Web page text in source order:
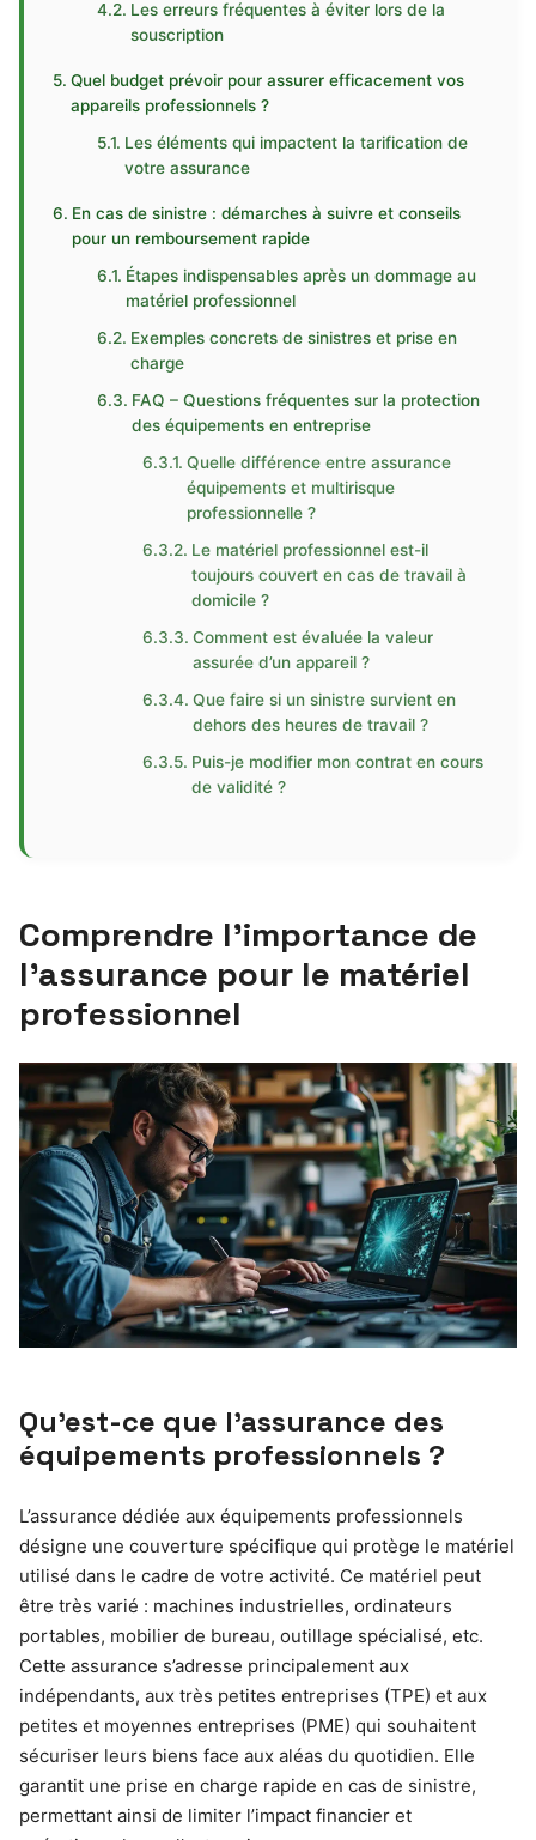
Les erreurs fréquentes à éviter lors de la
souscription
Quel budget prévoir pour assurer efficacement vos
appareils professionnels ?
Les éléments qui impactent la tarification de
votre assurance
En cas de sinistre : démarches à suivre et conseils
pour un remboursement rapide
Étapes indispensables après un dommage au
matériel professionnel
Exemples concrets de sinistres et prise en
charge
FAQ – Questions fréquentes sur la protection
des équipements en entreprise
Quelle différence entre assurance
équipements et multirisque
professionnelle ?
Le matériel professionnel est-il
toujours couvert en cas de travail à
domicile ?
Comment est évaluée la valeur
assurée d’un appareil ?
Que faire si un sinistre survient en
dehors des heures de travail ?
Puis-je modifier mon contrat en cours
de validité ?
Comprendre l’importance de
l’assurance pour le matériel
professionnel
Qu’est-ce que l’assurance des
équipements professionnels ?
L’assurance dédiée aux équipements professionnels
désigne une couverture spécifique qui protège le matériel
utilisé dans le cadre de votre activité. Ce matériel peut
être très varié : machines industrielles, ordinateurs
portables, mobilier de bureau, outillage spécialisé, etc.
Cette assurance s’adresse principalement aux
indépendants, aux très petites entreprises (TPE) et aux
petites et moyennes entreprises (PME) qui souhaitent
sécuriser leurs biens face aux aléas du quotidien. Elle
garantit une prise en charge rapide en cas de sinistre,
permettant ainsi de limiter l’impact financier et